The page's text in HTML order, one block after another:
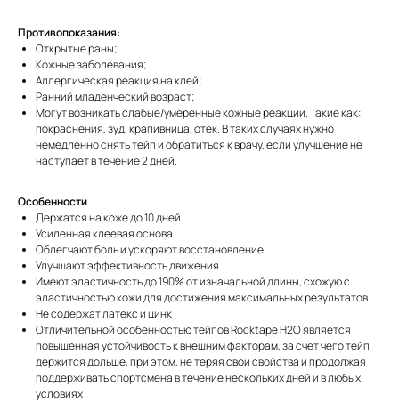
Противопоказания:
Открытые раны;
Кожные заболевания;
Аллергическая реакция на клей;
Ранний младенческий возраст;
Могут возникать слабые/умеренные кожные реакции. Такие как:
покраснения, зуд, крапивница, отек. В таких случаях нужно
немедленно снять тейп и обратиться к врачу, если улучшение не
наступает в течение 2 дней.
Особенности
Держатся на коже до 10 дней
Усиленная клеевая основа
Облегчают боль и ускоряют восстановление
Улучшают эффективность движения
Имеют эластичность до 190% от изначальной длины, схожую с
эластичностью кожи для достижения максимальных результатов
Не содержат латекс и цинк
Отличительной особенностью тейпов Rocktape H2O является
повышенная устойчивость к внешним факторам, за счет чего тейп
держится дольше, при этом, не теряя свои свойства и продолжая
поддерживать спортсмена в течение нескольких дней и в любых
условиях